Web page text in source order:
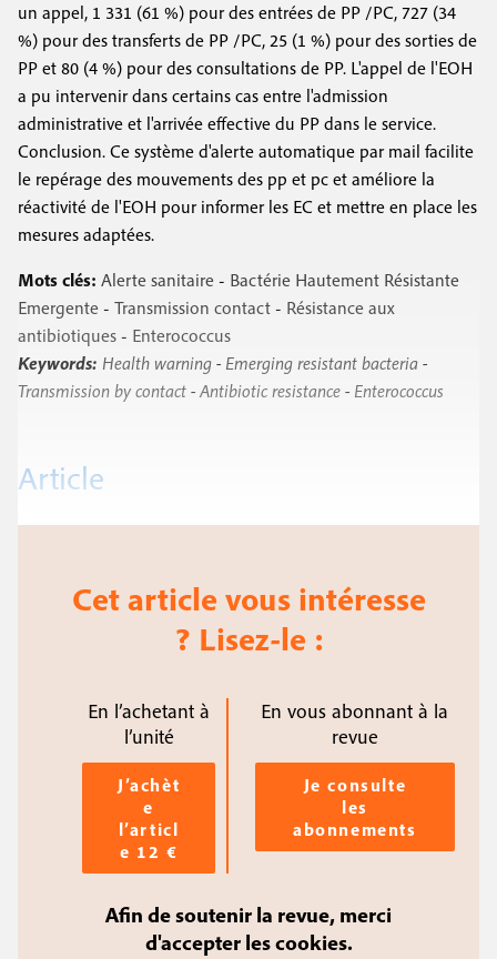
un appel, 1 331 (61 %) pour des entrées de PP /PC, 727 (34
%) pour des transferts de PP /PC, 25 (1 %) pour des sorties de
PP et 80 (4 %) pour des consultations de PP. L'appel de l'EOH
a pu intervenir dans certains cas entre l'admission
administrative et l'arrivée effective du PP dans le service.
Conclusion. Ce système d'alerte automatique par mail facilite
le repérage des mouvements des pp et pc et améliore la
réactivité de l'EOH pour informer les EC et mettre en place les
mesures adaptées.
Mots clés: Alerte sanitaire - Bactérie Hautement Résistante
Emergente - Transmission contact - Résistance aux
antibiotiques - Enterococcus
Keywords: Health warning - Emerging resistant bacteria -
Transmission by contact - Antibiotic resistance - Enterococcus
Article
Cet article vous intéresse
? Lisez-le :
En l’achetant à
l’unité
J’achèt
e
l’articl
e 12 €
En vous abonnant à la
revue
Je consulte
les
abonnements
Afin de soutenir la revue, merci
d'accepter les cookies.